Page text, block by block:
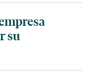
su